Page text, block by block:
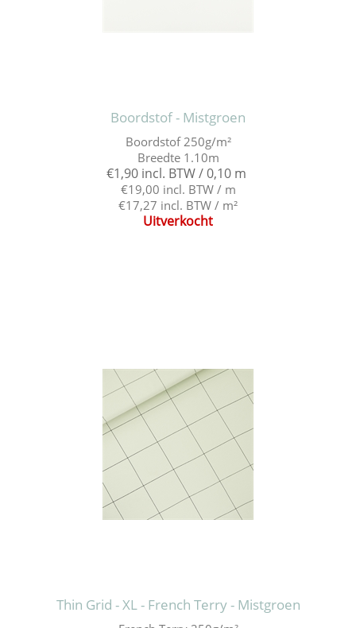
Boordstof - Mistgroen
Boordstof 250g/m²
Breedte 1.10m
€1,90 incl. BTW / 0,10 m
€19,00 incl. BTW / m
€17,27 incl. BTW / m²
Uitverkocht
Thin Grid - XL - French Terry - Mistgroen